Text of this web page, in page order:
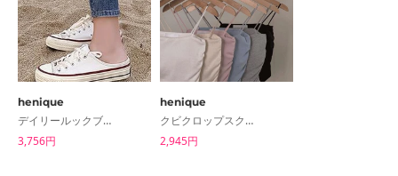
henique
デイリールックブロッパースニーカー-2 Color
3,756円
henique
クビクロップスクエアネックスリーブレス -6 Color
2,945円